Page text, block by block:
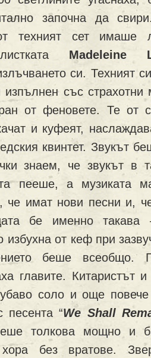
започна да
техният сет имаше
Madeleine
си. Техният
със страхотни
от феновете. Те от
и куфеят,
квинтет. Звукът
знаем, че звукът в
пееше, а музиката
че имат нови песни и,
бе именно такава
избухна от кеф при
беше всеобщо.
главите. Китаристът
соло и още повече
песента “We Shall
толкова мощно и
без вратове.